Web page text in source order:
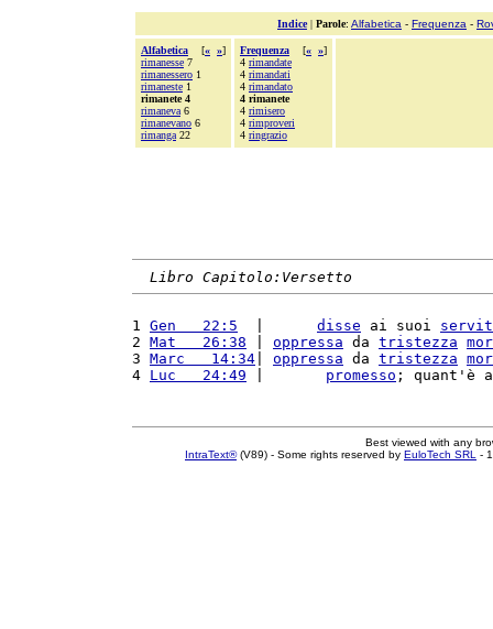
Indice| Parole: Alfabetica - Frequenza -
Alfabetica [« »]
rimanesse 7
rimanessero 1
rimaneste 1
rimanete 4
rimaneva 6
rimanevano 6
rimanga 22
Frequenza [« »]
4 rimandate
4 rimandati
4 rimandato
4 rimanete
4 rimisero
4 rimproveri
4 ringrazio
Libro Capitolo:Versetto
1 Gen   22:5 disse ai suoi
2 Mat   26:38 oppressa da tristezza
3 Marc   14:34 oppressa da tristezza
4 Luc   24:49 promesso ; quant'è
Best viewed with any
IntraText®(V89) - Some rights reserved by EuloTech SRL -